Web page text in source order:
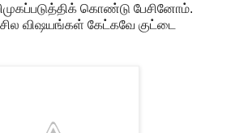
கொண்டு பேசினோம்.
விஷயங்கள் கேட்கவே குட்டை